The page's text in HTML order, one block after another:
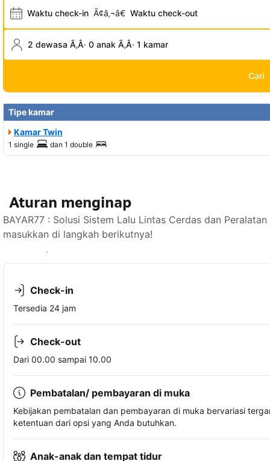
Waktu check-in Ã¢â‚¬â€ Waktu check-out
2 dewasa Ã‚Â· 0 anak Ã‚Â· 1 kamar
Cari
Tipe kamar
Kamar Twin
1 single dan 1 double
Aturan menginap
BAYAR77 : Solusi Sistem Lalu Lintas Cerdas dan
masukkan di langkah berikutnya!
Lihat ketersediaan
Check-in
Tersedia 24 jam
Check-out
Dari 00.00 sampai 10.00
Pembatalan/ pembayaran di muka
Kebijakan pembatalan dan pembayaran di muka bervariasi
ketentuan dari opsi yang Anda butuhkan.
Anak-anak dan tempat tidur